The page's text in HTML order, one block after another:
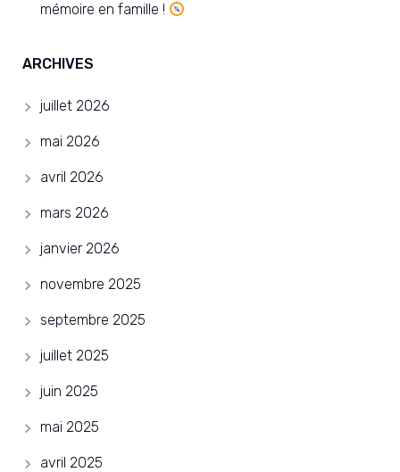
mémoire en famille !
ARCHIVES
juillet 2026
mai 2026
avril 2026
mars 2026
janvier 2026
novembre 2025
septembre 2025
juillet 2025
juin 2025
mai 2025
avril 2025